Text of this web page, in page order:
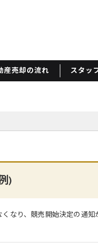
産売却の流れ スタッ
)
なり、競売開始決定の通